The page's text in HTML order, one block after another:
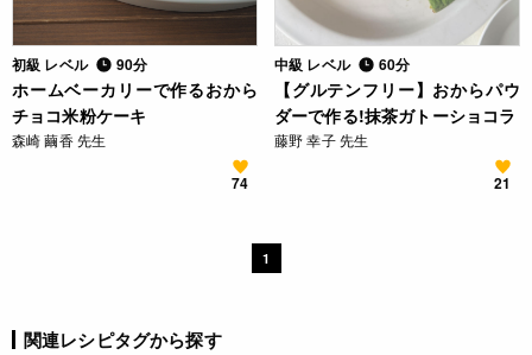
初級 レベル 90分
ホームベーカリーで作るおから
チョコ米粉ケーキ
森崎 繭香 先生
74
中級 レベル 60分
【グルテンフリー】おからパウ
ダーで作る!抹茶ガトーショコラ
藤野 幸子 先生
21
1
関連レシピタグから探す